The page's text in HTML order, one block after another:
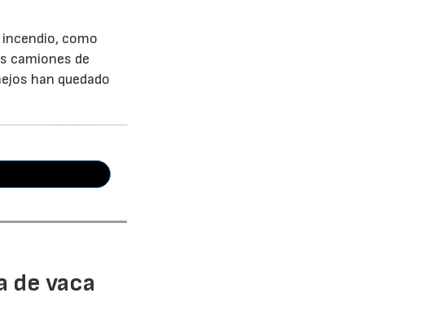
como
camiones de
han quedado
de vaca